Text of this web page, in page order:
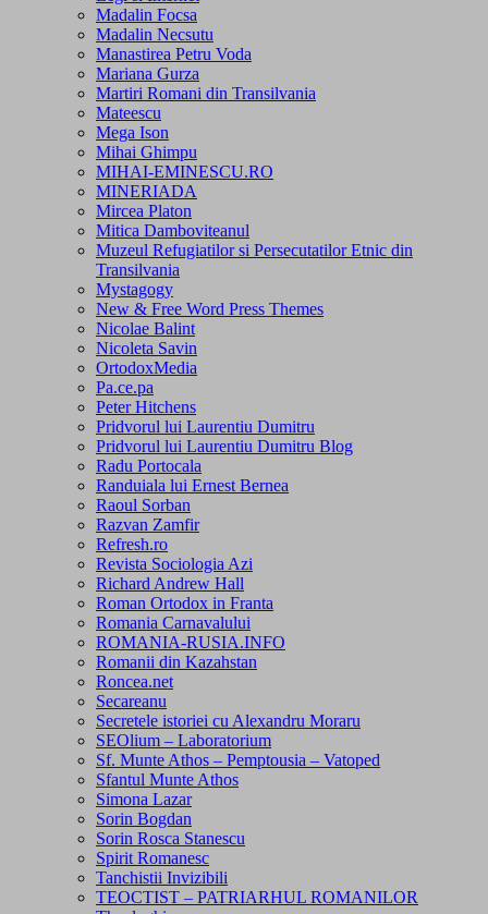
Madalin Focsa
Madalin Necsutu
Manastirea Petru Voda
Mariana Gurza
Martiri Romani din Transilvania
Mateescu
Mega Ison
Mihai Ghimpu
MIHAI-EMINESCU.RO
MINERIADA
Mircea Platon
Mitica Damboviteanul
Muzeul Refugiatilor si Persecutatilor Etnic din
Transilvania
Mystagogy
New & Free Word Press Themes
Nicolae Balint
Nicoleta Savin
OrtodoxMedia
Pa.ce.pa
Peter Hitchens
Pridvorul lui Laurentiu Dumitru
Pridvorul lui Laurentiu Dumitru Blog
Radu Portocala
Randuiala lui Ernest Bernea
Raoul Sorban
Razvan Zamfir
Refresh.ro
Revista Sociologia Azi
Richard Andrew Hall
Roman Ortodox in Franta
Romania Carnavalului
ROMANIA-RUSIA.INFO
Romanii din Kazahstan
Roncea.net
Secareanu
Secretele istoriei cu Alexandru Moraru
SEOlium – Laboratorium
Sf. Munte Athos – Pemptousia – Vatoped
Sfantul Munte Athos
Simona Lazar
Sorin Bogdan
Sorin Rosca Stanescu
Spirit Romanesc
Tanchistii Invizibili
TEOCTIST – PATRIARHUL ROMANILOR